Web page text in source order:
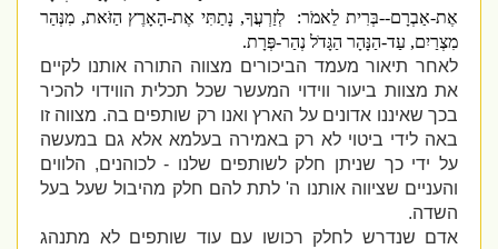
אֶת-אַבְרָם--בְּרִית לֵאמֹר: לְזַרְעֲךָ, נָתַתִּי אֶת-הָאָרֶץ הַזֹּאת, מִנְּהַר
מִצְרַיִם, עַד-הַנָּהָר הַגָּדֹל נְהַר-פְּרָת.
לאחר תיאור מעמד הביכורים מצווה התורה אותנו לקיים
את מצוות ביעור ווידוי המעשר שכל תכלית הווידוי להכיר
בכך שאיננו אדונים על הארץ ואנו רק שותפים בה. מצווה זו
באה לידי ביטוי לא רק באמירה בעלמא אלא גם במעשה
על ידי כך שניתן חלק לשותפים שלנו - לכוהנים, הלווים
והעניים שציווה אותנו ה' לתת להם חלק מהיבול שעל בעל
השדה.
אדם שנדרש לחלק רכושו עם עוד שותפים לא מתנהג